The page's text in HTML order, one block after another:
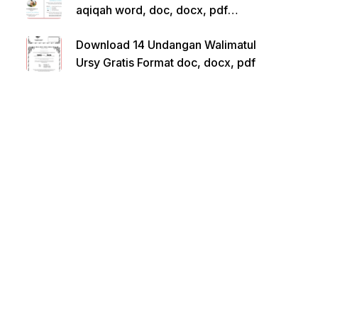
aqiqah word, doc, docx, pdf
Download 14 Undangan Walimatul
Ursy Gratis Format doc, docx, pdf